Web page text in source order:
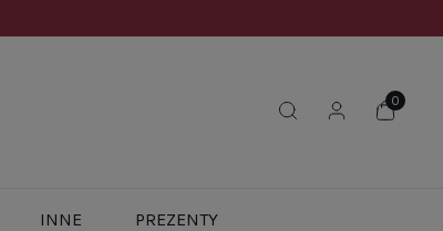
INNE PREZENTY